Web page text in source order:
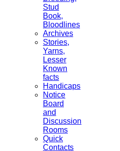
Stud
Book,
Bloodlines
Archives
Stories,
Yarns,
Lesser
Known
facts
Handicaps
Notice
Board
and
Discussion
Rooms
Quick
Contacts